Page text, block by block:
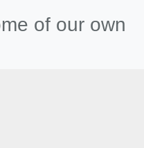
of our own